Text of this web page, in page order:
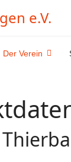
e.V.
Der Verein